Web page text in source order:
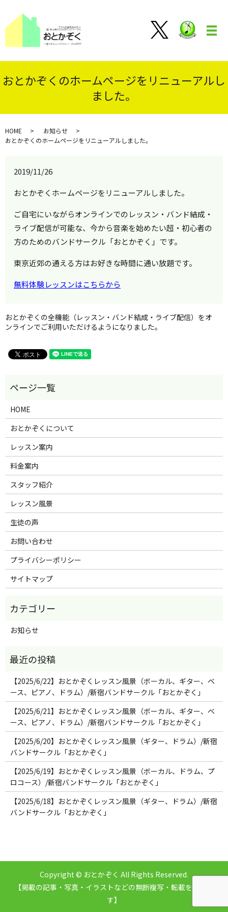
メ
おとかぞくのホームページをリニューアルし
ました。
HOME
お知らせ
おとかぞくのホームページをリニューアルしました。
2019/11/26
おとかぞくホームページをリニューアルしました。
ご自宅にいながらオンラインでのレッスン・バンド結成・
ライブ配信が可能な、今から音楽を始めたい超・初心者の
方のためのバンドサークル「おとかぞく」です。
東京近郊の通える方はお好きな時間に通い放題です。
無料体験レッスンはこちらから
おとかぞくの全機能（レッスン・バンド結成・ライブ配信）をオ
ンラインでご利用いただけるようになりました。
HOME
おとかぞくについて
レッスン案内
料金案内
スタッフ紹介
レッスン風景
生徒の声
お問い合わせ
プライバシーポリシー
サイトマップ
お知らせ
【2025/6/22】おとかぞくレッスン風景（ボーカル、ギター、ベ
ース、ピアノ、ドラム）/新宿バンドサークル「おとかぞく」
【2025/6/21】おとかぞくレッスン風景（ボーカル、ギター、ベ
ース、ピアノ、ドラム）/新宿バンドサークル「おとかぞく」
【2025/6/20】おとかぞくレッスン風景（ギター、ドラム）/新宿
バンドサークル「おとかぞく」
【2025/6/19】おとかぞくレッスン風景（ボーカル、ドラム、プ
ロコース）/新宿バンドサークル「おとかぞく」
【2025/6/18】おとかぞくレッスン風景（ギター、ドラム）/新宿
バンドサークル「おとかぞく」
Copyright © おとかぞく All Rights Reserved.
【掲載の記事・写真・イラストなどの無断複写・転載を禁じま
す】